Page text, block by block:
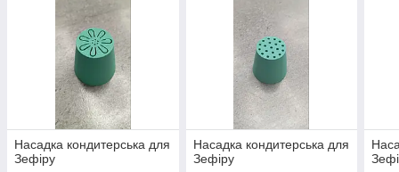
Насадка кондитерська для
Зефіру
Насадка кондитерська для
Зефіру